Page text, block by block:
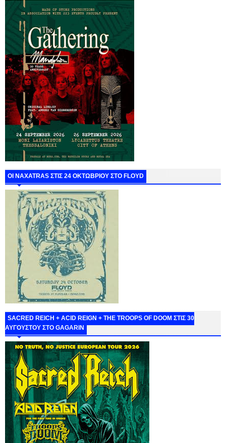
ΟΙ NAXATRAS ΣΤΙΣ 24 ΟΚΤΩΒΡΙΟΥ ΣΤΟ FLOYD
SACRED REICH + ACID REIGN + THE TROOPS OF DOOM ΣΤΙΣ 30
ΑΥΓΟΥΣΤΟΥ ΣΤΟ GAGARIN